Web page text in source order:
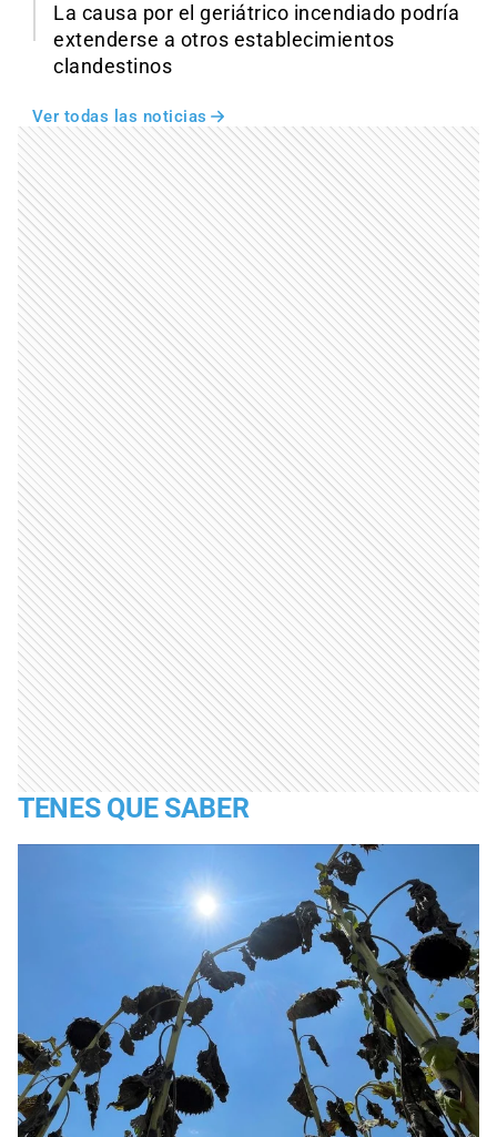
La causa por el geriátrico incendiado podría
extenderse a otros establecimientos
clandestinos
Ver todas las noticias
TENES QUE SABER